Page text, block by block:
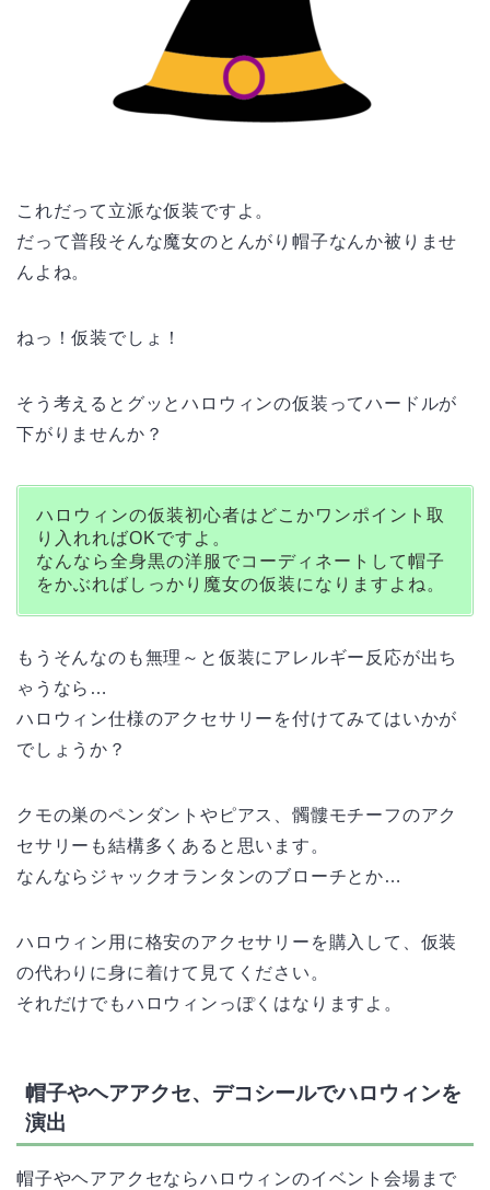
これだって立派な仮装ですよ。
だって普段そんな魔女のとんがり帽子なんか被りませ
んよね。
ねっ！仮装でしょ！
そう考えるとグッとハロウィンの仮装ってハードルが
下がりませんか？
ハロウィンの仮装初心者はどこかワンポイント取
り入れればOKですよ。
なんなら全身黒の洋服でコーディネートして帽子
をかぶればしっかり魔女の仮装になりますよね。
もうそんなのも無理～と仮装にアレルギー反応が出ち
ゃうなら…
ハロウィン仕様のアクセサリーを付けてみてはいかが
でしょうか？
クモの巣のペンダントやピアス、髑髏モチーフのアク
セサリーも結構多くあると思います。
なんならジャックオランタンのブローチとか…
ハロウィン用に格安のアクセサリーを購入して、仮装
の代わりに身に着けて見てください。
それだけでもハロウィンっぽくはなりますよ。
帽子やヘアアクセ、デコシールでハロウィンを
演出
帽子やヘアアクセならハロウィンのイベント会場まで